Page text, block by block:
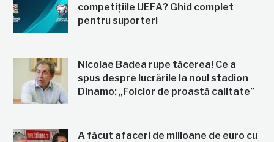
competițiile UEFA? Ghid complet
pentru suporteri
Nicolae Badea rupe tăcerea! Ce a
spus despre lucrările la noul stadion
Dinamo: „Folclor de proastă calitate”
A făcut afaceri de milioane de euro cu